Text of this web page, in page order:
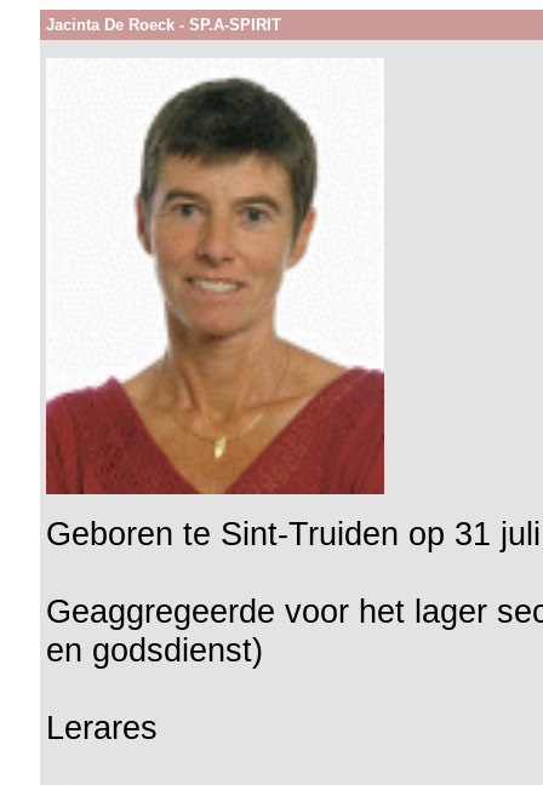
Jacinta De Roeck - SP.A-SPIRIT
Geboren te Sint-Truiden op 31
Geaggregeerde voor het lager
en godsdienst)
Lerares